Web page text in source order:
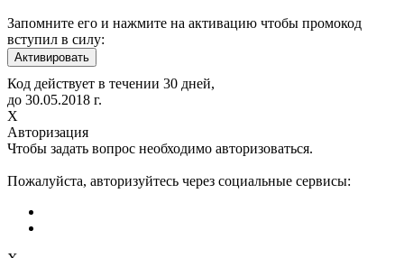
Запомните его и нажмите на активацию чтобы промокод
вступил в силу:
Код действует в течении 30 дней,
до 30.05.2018 г.
Х
Авторизация
Чтобы задать вопрос необходимо авторизоваться.
Пожалуйста, авторизуйтесь через социальные сервисы: